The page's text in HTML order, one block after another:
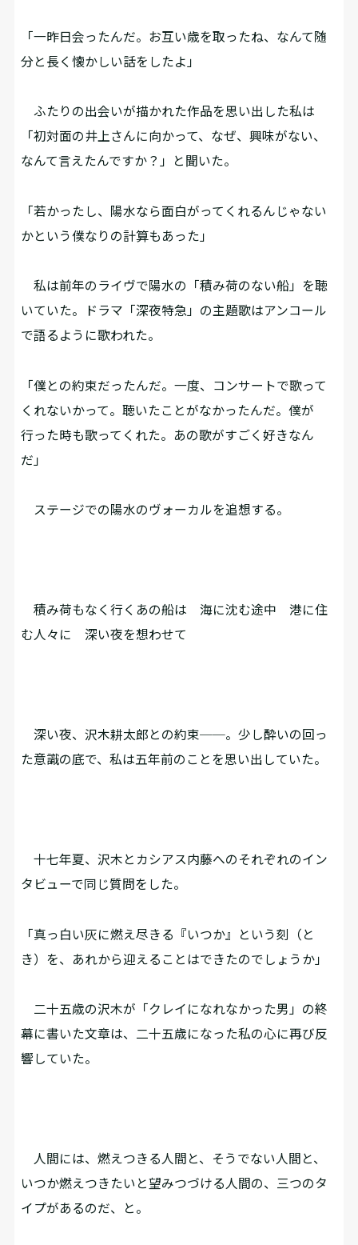
「一昨日会ったんだ。お互い歳を取ったね、なんて随
分と長く懐かしい話をしたよ」
ふたりの出会いが描かれた作品を思い出した私は
「初対面の井上さんに向かって、なぜ、興味がない、
なんて言えたんですか？」と聞いた。
「若かったし、陽水なら面白がってくれるんじゃない
かという僕なりの計算もあった」
私は前年のライヴで陽水の「積み荷のない船」を聴
いていた。ドラマ「深夜特急」の主題歌はアンコール
で語るように歌われた。
「僕との約束だったんだ。一度、コンサートで歌って
くれないかって。聴いたことがなかったんだ。僕が
行った時も歌ってくれた。あの歌がすごく好きなん
だ」
ステージでの陽水のヴォーカルを追想する。
積み荷もなく行くあの船は 海に沈む途中 港に住
む人々に 深い夜を想わせて
深い夜、沢木耕太郎との約束──。少し酔いの回っ
た意識の底で、私は五年前のことを思い出していた。
十七年夏、沢木とカシアス内藤へのそれぞれのイン
タビューで同じ質問をした。
「真っ白い灰に燃え尽きる『いつか』という刻（と
き）を、あれから迎えることはできたのでしょうか」
二十五歳の沢木が「クレイになれなかった男」の終
幕に書いた文章は、二十五歳になった私の心に再び反
響していた。
人間には、燃えつきる人間と、そうでない人間と、
いつか燃えつきたいと望みつづける人間の、三つのタ
イプがあるのだ、と。